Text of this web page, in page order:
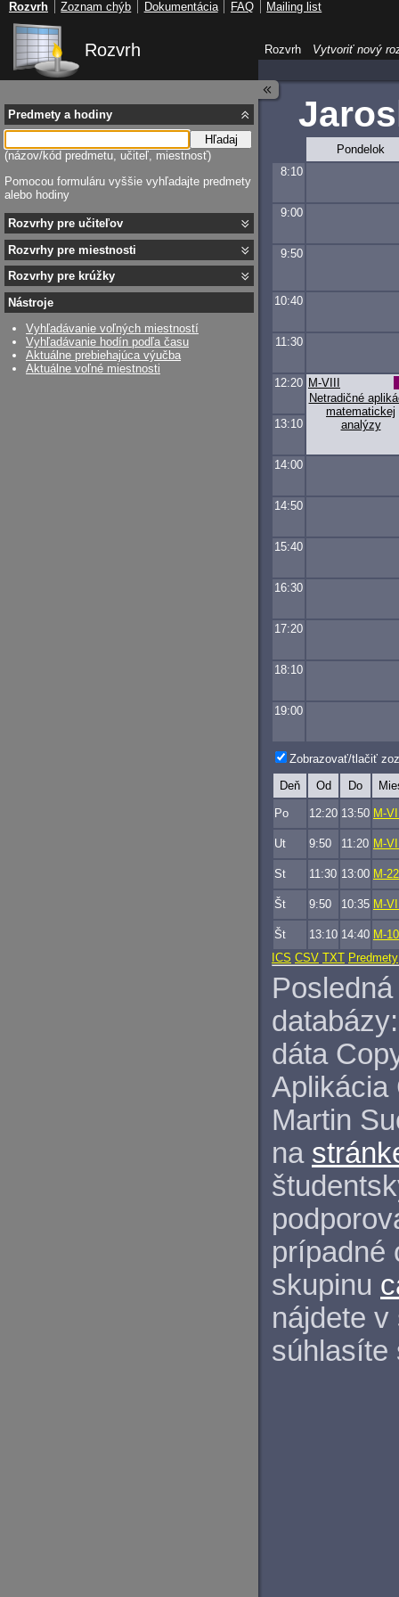
Rozvrh
Pondelok
8:10
9:00
9:50
10:40
11:30
12:20
Netradičné
matematickej
analýzy
M-VIII
13:10
14:00
14:50
15:40
16:30
17:20
18:10
19:00
Zobrazovať/tlačiť
Deň Od Do
Po 12:20 13:50 M-
Ut 9:50 11:20 M-
St 11:30 13:00 M-
Št 9:50 10:35 M-
Št 13:10 14:40 M-
ICS CSV TXT Predmety
databázy:
dáta
Aplikácia
Martin
na
prípadné
skupinu
nájdete
Predmety a hodiny
Hľadaj
(názov/kód predmetu, učiteľ, miestnosť)
Pomocou formuláru vyššie vyhľadajte predmety
alebo hodiny
Rozvrhy pre učiteľov
Rozvrhy pre miestnosti
Rozvrhy pre krúžky
Nástroje
Vyhľadávanie voľných miestností
Vyhľadávanie hodín podľa času
Aktuálne prebiehajúca výučba
Aktuálne voľné miestnosti
Rozvrh Vytvoriť nový
Rozvrh Zoznam chýb Dokumentácia FAQ Mailing list